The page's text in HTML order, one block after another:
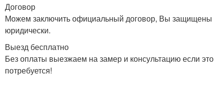
Договор
Можем заключить официальный договор, Вы защищены
юридически.
Выезд бесплатно
Без оплаты выезжаем на замер и консультацию если это
потребуется!